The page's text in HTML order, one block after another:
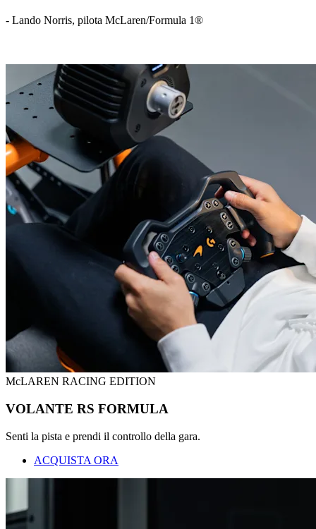
- Lando Norris, pilota McLaren/Formula 1®
McLAREN RACING EDITION
VOLANTE RS FORMULA
Senti la pista e prendi il controllo della gara.
ACQUISTA ORA